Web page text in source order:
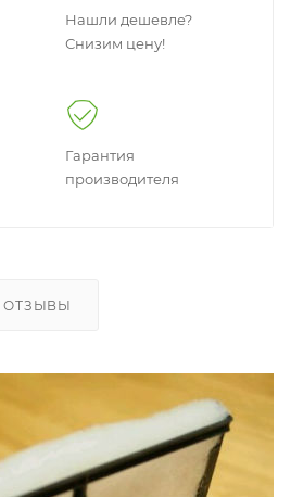
Нашли дешевле?
Снизим цену!
Гарантия
производителя
ОТЗЫВЫ